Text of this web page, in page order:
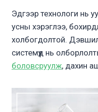
Эдгээр технологи нь
усны хэрэглээ,
холбогдолтой.
системүүд нь
боловсруулж, дахин